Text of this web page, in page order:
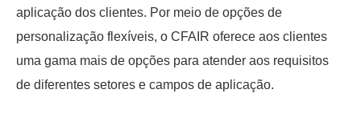
aplicação dos clientes. Por meio de opções de
personalização flexíveis, o CFAIR oferece aos clientes
uma gama mais de opções para atender aos requisitos
de diferentes setores e campos de aplicação.